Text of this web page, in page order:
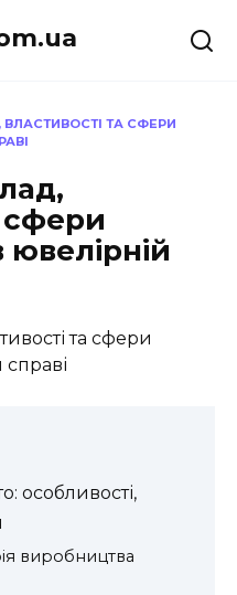
ТА СФЕРИ
сфери
ювелірній
особливості,
виробництва